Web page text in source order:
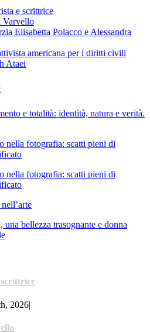
e scrittrice
Varvello
Elisabetta Polacco e Alessandra
americana per i diritti civili
Ataei
e totalità: identità, natura e verità.
nella fotografia: scatti pieni di
nella fotografia: scatti pieni di
bellezza trasognante e donna
2026|